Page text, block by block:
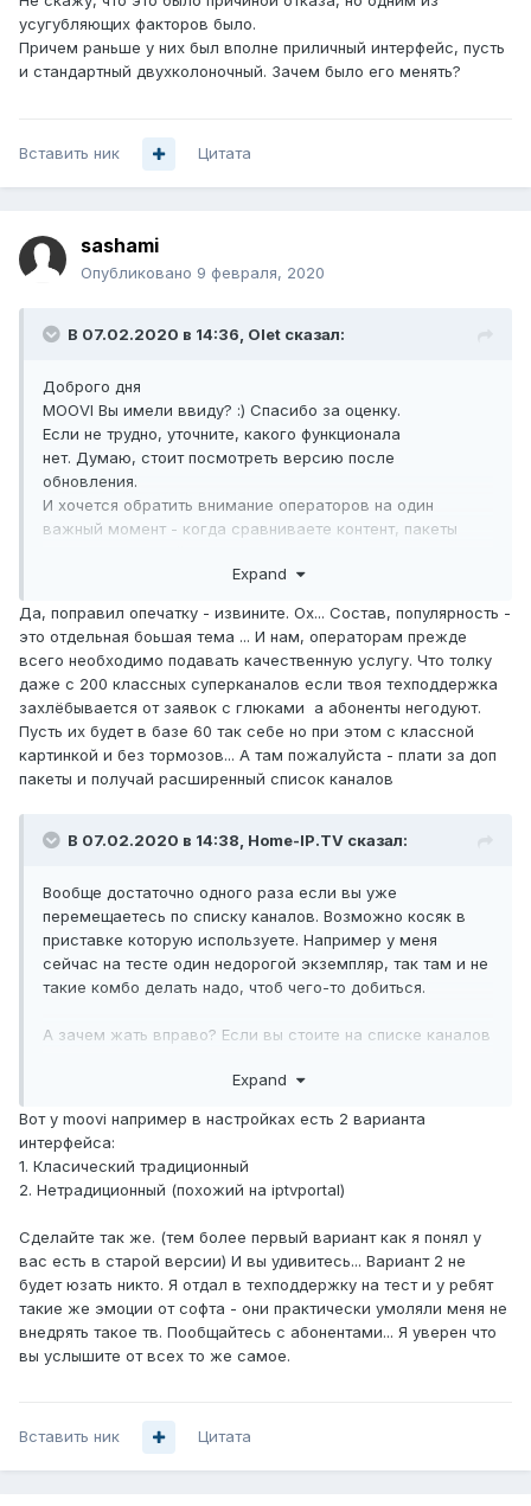
усугубляющих факторов было.
Причем раньше у них был вполне приличный интерфейс, пусть
и стандартный двухколоночный. Зачем было его менять?
Вставить ник Цитата
sashami
Опубликовано 9 февраля, 2020
В 07.02.2020 в 14:36, Olet сказал:
Доброго дня
MOOVI Вы имели ввиду? :) Спасибо за оценку.
Если не трудно, уточните, какого функционала
нет. Думаю, стоит посмотреть версию после
обновления.
И хочется обратить внимание операторов на один
важный момент - когда сравниваете контент, пакеты
каналов, наполнение каналами посторонних регионов,
иллюзию количества.
Expand
Да, поправил опечатку - извините. Ох... Состав, популярность -
это отдельная боьшая тема ... И нам, операторам прежде
всего необходимо подавать качественную услугу. Что толку
даже с 200 классных суперканалов если твоя техподдержка
захлёбывается от заявок с глюками а абоненты негодуют.
Пусть их будет в базе 60 так себе но при этом с классной
картинкой и без тормозов... А там пожалуйста - плати за доп
пакеты и получай расширенный список каналов
В 07.02.2020 в 14:38, Home-IP.TV сказал:
Вообще достаточно одного раза если вы уже
перемещаетесь по списку каналов. Возможно косяк в
приставке которую используете. Например у меня
сейчас на тесте один недорогой экземпляр, так там и не
такие комбо делать надо, чтоб чего-то добиться.
А зачем жать вправо? Если вы стоите на списке каналов
Они не активны, их просто можно пролистать по списку
вперёд, чтобы посмотреть программу передач.
Кнопка "назад" и кнопка "меню" на разных пультах
пультом в первое время доставляет определенные
неудобства и не всегда получаешь ожидаемую реакцию.
Есть-есть. Пролистываете рубрикатор до упора вправо и
там заветные камеры (если конечно они заведены у вас
в платформу)
лучше у IPTVPORTAL поинтересоваться.
Expand
Вот у moovi например в настройках есть 2 варианта
интерфейса:
1. Класический традиционный
2. Нетрадиционный (похожий на iptvportal)
Сделайте так же. (тем более первый вариант как я понял у
вас есть в старой версии) И вы удивитесь... Вариант 2 не
будет юзать никто. Я отдал в техподдержку на тест и у ребят
такие же эмоции от софта - они практически умоляли меня не
внедрять такое тв. Пообщайтесь с абонентами... Я уверен что
вы услышите от всех то же самое.
Вставить ник Цитата